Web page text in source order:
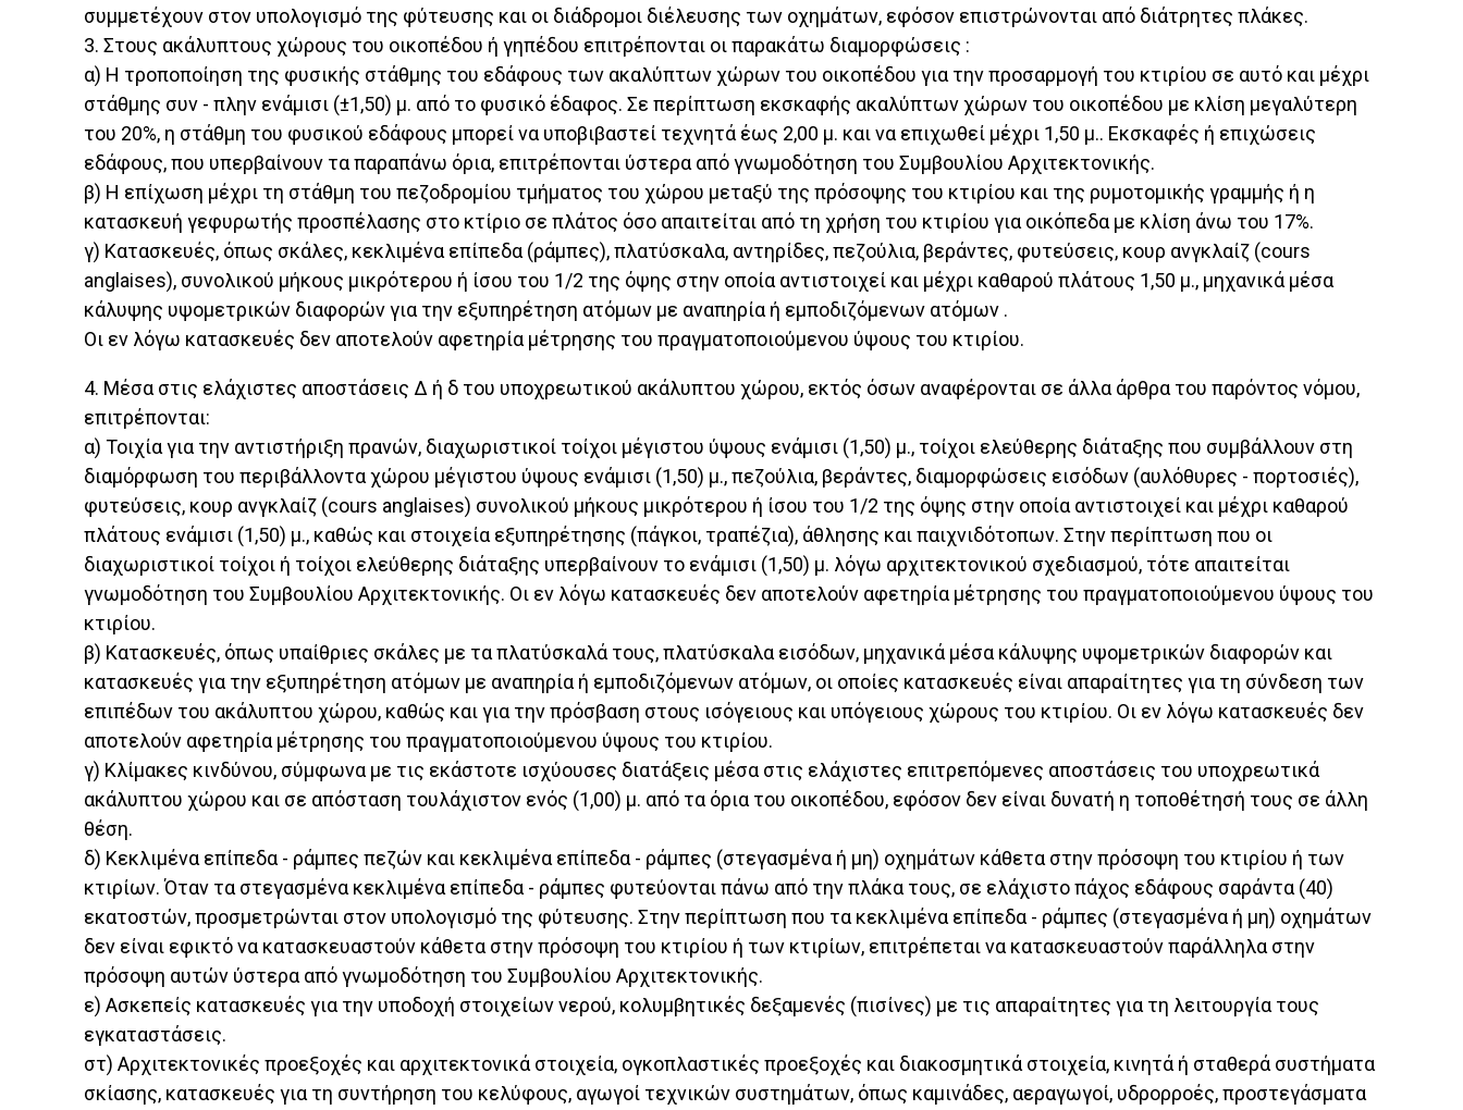
συμμετέχουν στον υπολογισμό της φύτευσης και οι διάδρομοι διέλευσης των οχημάτων, εφόσον επιστρώνονται από διάτρητες πλάκες.
3. Στους ακάλυπτους χώρους του οικοπέδου ή γηπέδου επιτρέπονται οι παρακάτω διαμορφώσεις :
α) Η τροποποίηση της φυσικής στάθμης του εδάφους των ακαλύπτων χώρων του οικοπέδου για την προσαρμογή του κτιρίου σε αυτό και μέχρι
στάθμης συν - πλην ενάμισι (±1,50) μ. από το φυσικό έδαφος. Σε περίπτωση εκσκαφής ακαλύπτων χώρων του οικοπέδου με κλίση μεγαλύτερη
του 20%, η στάθμη του φυσικού εδάφους μπορεί να υποβιβαστεί τεχνητά έως 2,00 μ. και να επιχωθεί μέχρι 1,50 μ.. Εκσκαφές ή επιχώσεις
εδάφους, που υπερβαίνουν τα παραπάνω όρια, επιτρέπονται ύστερα από γνωμοδότηση του Συμβουλίου Αρχιτεκτονικής.
β) Η επίχωση μέχρι τη στάθμη του πεζοδρομίου τμήματος του χώρου μεταξύ της πρόσοψης του κτιρίου και της ρυμοτομικής γραμμής ή η
κατασκευή γεφυρωτής προσπέλασης στο κτίριο σε πλάτος όσο απαιτείται από τη χρήση του κτιρίου για οικόπεδα με κλίση άνω του 17%.
γ) Κατασκευές, όπως σκάλες, κεκλιμένα επίπεδα (ράμπες), πλατύσκαλα, αντηρίδες, πεζούλια, βεράντες, φυτεύσεις, κουρ ανγκλαίζ (cours
anglaises), συνολικού μήκους μικρότερου ή ίσου του 1/2 της όψης στην οποία αντιστοιχεί και μέχρι καθαρού πλάτους 1,50 μ., μηχανικά μέσα
κάλυψης υψομετρικών διαφορών για την εξυπηρέτηση ατόμων με αναπηρία ή εμποδιζόμενων ατόμων .
Οι εν λόγω κατασκευές δεν αποτελούν αφετηρία μέτρησης του πραγματοποιούμενου ύψους του κτιρίου.
4. Μέσα στις ελάχιστες αποστάσεις Δ ή δ του υποχρεωτικού ακάλυπτου χώρου, εκτός όσων αναφέρονται σε άλλα άρθρα του παρόντος νόμου,
επιτρέπονται:
α) Τοιχία για την αντιστήριξη πρανών, διαχωριστικοί τοίχοι μέγιστου ύψους ενάμισι (1,50) μ., τοίχοι ελεύθερης διάταξης που συμβάλλουν στη
διαμόρφωση του περιβάλλοντα χώρου μέγιστου ύψους ενάμισι (1,50) μ., πεζούλια, βεράντες, διαμορφώσεις εισόδων (αυλόθυρες - πορτοσιές),
φυτεύσεις, κουρ ανγκλαίζ (cours anglaises) συνολικού μήκους μικρότερου ή ίσου του 1/2 της όψης στην οποία αντιστοιχεί και μέχρι καθαρού
πλάτους ενάμισι (1,50) μ., καθώς και στοιχεία εξυπηρέτησης (πάγκοι, τραπέζια), άθλησης και παιχνιδότοπων. Στην περίπτωση που οι
διαχωριστικοί τοίχοι ή τοίχοι ελεύθερης διάταξης υπερβαίνουν το ενάμισι (1,50) μ. λόγω αρχιτεκτονικού σχεδιασμού, τότε απαιτείται
γνωμοδότηση του Συμβουλίου Αρχιτεκτονικής. Οι εν λόγω κατασκευές δεν αποτελούν αφετηρία μέτρησης του πραγματοποιούμενου ύψους του
κτιρίου.
β) Κατασκευές, όπως υπαίθριες σκάλες με τα πλατύσκαλά τους, πλατύσκαλα εισόδων, μηχανικά μέσα κάλυψης υψομετρικών διαφορών και
κατασκευές για την εξυπηρέτηση ατόμων με αναπηρία ή εμποδιζόμενων ατόμων, οι οποίες κατασκευές είναι απαραίτητες για τη σύνδεση των
επιπέδων του ακάλυπτου χώρου, καθώς και για την πρόσβαση στους ισόγειους και υπόγειους χώρους του κτιρίου. Οι εν λόγω κατασκευές δεν
αποτελούν αφετηρία μέτρησης του πραγματοποιούμενου ύψους του κτιρίου.
γ) Κλίμακες κινδύνου, σύμφωνα με τις εκάστοτε ισχύουσες διατάξεις μέσα στις ελάχιστες επιτρεπόμενες αποστάσεις του υποχρεωτικά
ακάλυπτου χώρου και σε απόσταση τουλάχιστον ενός (1,00) μ. από τα όρια του οικοπέδου, εφόσον δεν είναι δυνατή η τοποθέτησή τους σε άλλη
θέση.
δ) Κεκλιμένα επίπεδα - ράμπες πεζών και κεκλιμένα επίπεδα - ράμπες (στεγασμένα ή μη) οχημάτων κάθετα στην πρόσοψη του κτιρίου ή των
κτιρίων. Όταν τα στεγασμένα κεκλιμένα επίπεδα - ράμπες φυτεύονται πάνω από την πλάκα τους, σε ελάχιστο πάχος εδάφους σαράντα (40)
εκατοστών, προσμετρώνται στον υπολογισμό της φύτευσης. Στην περίπτωση που τα κεκλιμένα επίπεδα - ράμπες (στεγασμένα ή μη) οχημάτων
δεν είναι εφικτό να κατασκευαστούν κάθετα στην πρόσοψη του κτιρίου ή των κτιρίων, επιτρέπεται να κατασκευαστούν παράλληλα στην
πρόσοψη αυτών ύστερα από γνωμοδότηση του Συμβουλίου Αρχιτεκτονικής.
ε) Ασκεπείς κατασκευές για την υποδοχή στοιχείων νερού, κολυμβητικές δεξαμενές (πισίνες) με τις απαραίτητες για τη λειτουργία τους
εγκαταστάσεις.
στ) Αρχιτεκτονικές προεξοχές και αρχιτεκτονικά στοιχεία, ογκοπλαστικές προεξοχές και διακοσμητικά στοιχεία, κινητά ή σταθερά συστήματα
σκίασης, κατασκευές για τη συντήρηση του κελύφους, αγωγοί τεχνικών συστημάτων, όπως καμινάδες, αεραγωγοί, υδρορροές, προστεγάσματα